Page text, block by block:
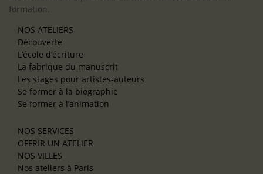
formation.
NOS ATELIERS
Découverte
L’école d’écriture
La fabrique du manuscrit
Les stages pour artistes-auteurs
Se former à la biographie
Se former à l’animation
NOS SERVICES
OFFRIR UN ATELIER
NOS VILLES
Nos ateliers à Paris